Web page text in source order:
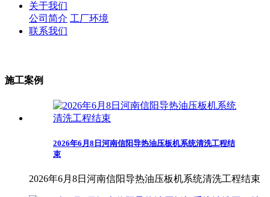
关于我们
公司简介 工厂环境
联系我们
施工案例
2026年6月8日河南信阳导热油压板机系统清洗工程结
束
2026年6月8日河南信阳导热油压板机系统清洗工程结束